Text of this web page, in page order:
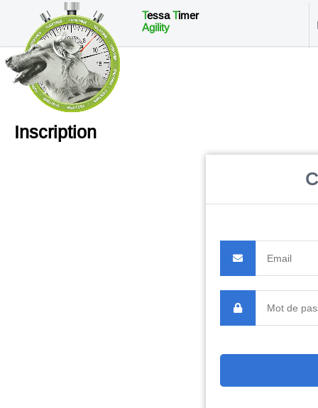
TessaTimer
Agility
Inscription